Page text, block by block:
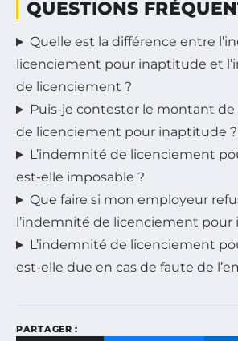
QUESTIONS
Quelle est la différence entre
licenciement pour inaptitude et
de licenciement ?
Puis-je contester le montant
de licenciement pour inaptitude ?
L’indemnité de licenciement
est-elle imposable ?
Que faire si mon employeur
l’indemnité de licenciement
L’indemnité de licenciement
est-elle due en cas de faute de
PARTAGER :